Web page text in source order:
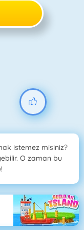
istemez misiniz?
O zaman bu